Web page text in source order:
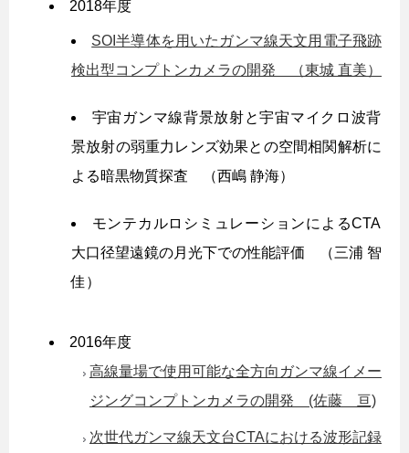
2018年度
SOI半導体を用いたガンマ線天文用電子飛跡
検出型コンプトンカメラの開発 （東城 直美）
宇宙ガンマ線背景放射と宇宙マイクロ波背
景放射の弱重力レンズ効果との空間相関解析に
よる暗黒物質探査 （西嶋 静海）
モンテカルロシミュレーションによるCTA
大口径望遠鏡の月光下での性能評価 （三浦 智
佳）
2016年度
高線量場で使用可能な全方向ガンマ線イメー
ジングコンプトンカメラの開発 (佐藤 亘)
次世代ガンマ線天文台CTAにおける波形記録